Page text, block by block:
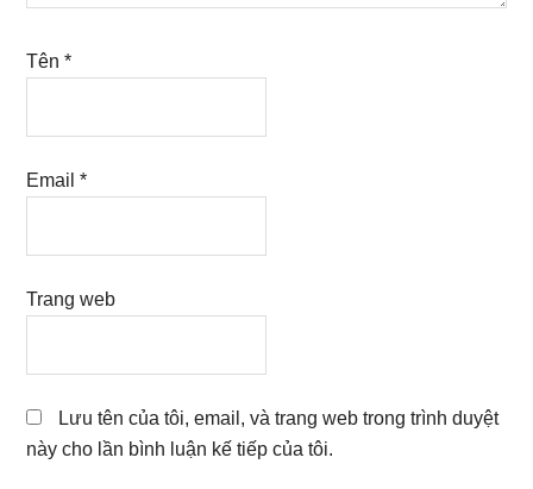
Tên*
Email*
Trang web
Lưu tên của tôi, email, và trang web trong trình duyệt
này cho lần bình luận kế tiếp của tôi.